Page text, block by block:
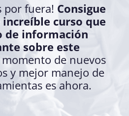
por fuera! Consigue
curso que
de información
sobre este
momento de nuevos
y mejor manejo de
es ahora.